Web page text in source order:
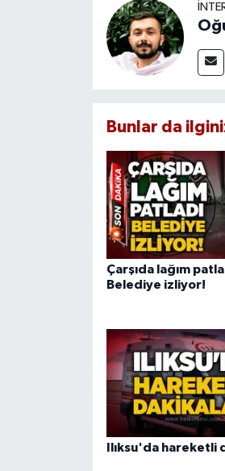
Bunlar da
Çarşıda lağım
Belediye izliyor!
Ilıksu'da hareketli